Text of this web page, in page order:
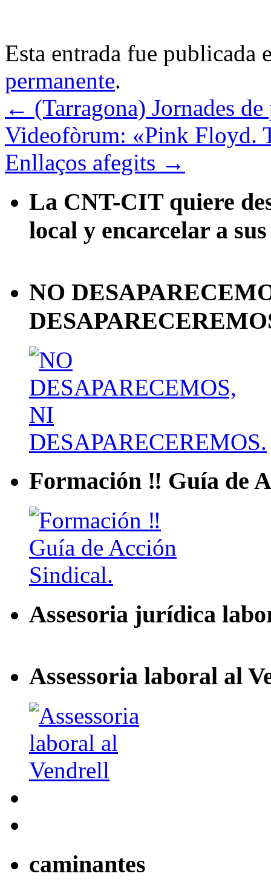
Esta entrada fue publicada
permanente.
← (Tarragona) Jornades
Videofòrum: «Pink Floyd.
Enllaços afegits →
La CNT-CIT quiere
local y encarcelar a
NO
Formación ‼ Guía de
Assesoria jurídica
Assessoria laboral al
caminantes